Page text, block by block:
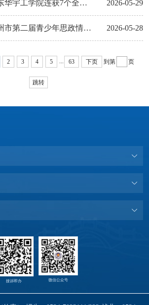
【大众新闻】山东华宇工学院连获7个全国一等奖 2026-05-29
【奏嘛新闻】德州市第二届青少年思政情景剧大赛举办 2026-05-28
2 3 4 5 ... 63 下页 到第 页
跳转
接诉即办 微信公众号